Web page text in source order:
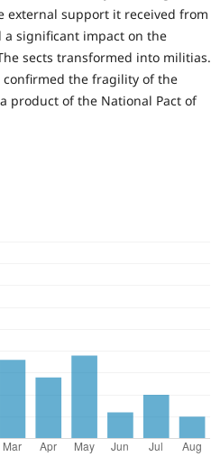
external support it received from
significant impact on the
sects transformed into militias.
the fragility of the
product of the National Pact of